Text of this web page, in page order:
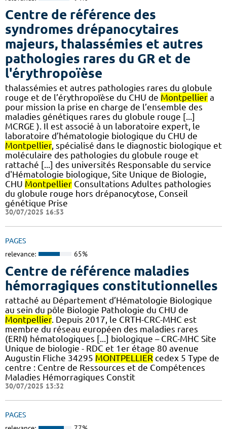
Centre de référence des
syndromes drépanocytaires
majeurs, thalassémies et autres
pathologies rares du GR et de
l'érythropoïèse
thalassémies et autres pathologies rares du globule
rouge et de l’érythropoïèse du CHU de Montpellier a
pour mission la prise en charge de l’ensemble des
maladies génétiques rares du globule rouge [...]
MCRGE ). Il est associé à un laboratoire expert, le
laboratoire d’hématologie biologique du CHU de
Montpellier, spécialisé dans le diagnostic biologique et
moléculaire des pathologies du globule rouge et
rattaché [...] des universités Responsable du service
d'Hématologie biologique, Site Unique de Biologie,
CHU Montpellier Consultations Adultes pathologies
du globule rouge hors drépanocytose, Conseil
génétique Prise
30/07/2025 16:53
PAGES
relevance: 65%
Centre de référence maladies
hémorragiques constitutionnelles
rattaché au Département d’Hématologie Biologique
au sein du pôle Biologie Pathologie du CHU de
Montpellier. Depuis 2017, le CRTH-CRC-MHC est
membre du réseau européen des maladies rares
(ERN) hématologiques [...] biologique – CRC-MHC Site
Unique de biologie - RDC et 1er étage 80 avenue
Augustin Fliche 34295 MONTPELLIER cedex 5 Type de
centre : Centre de Ressources et de Compétences
Maladies Hémorragiques Constit
30/07/2025 13:32
PAGES